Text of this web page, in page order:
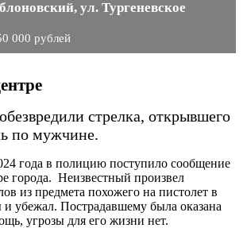
ул. Тургеневское
000 рублей
стрелка, открывшего
по мужчине.
года в полицию поступило сообщение
города. Неизвестный произвел
из предмета похожего на пистолет в
убежал. Пострадавшему была оказана
угрозы для его жизни нет.